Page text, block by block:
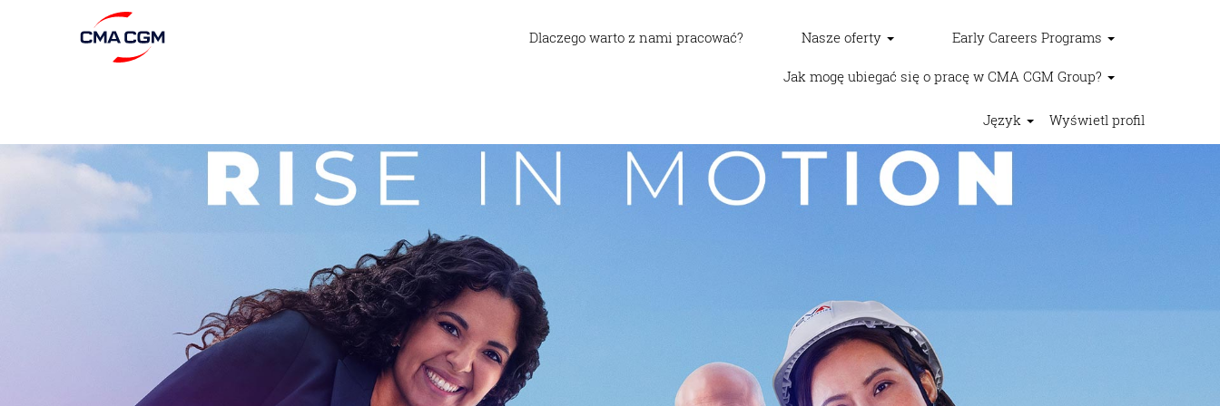
Dlaczego warto z nami pracować? Nasze oferty Early Careers Programs
Jak mogę ubiegać się o pracę w CMA CGM Group?
Język Wyświetl profil